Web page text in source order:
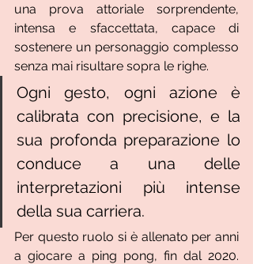
una prova attoriale sorprendente,
intensa e sfaccettata, capace di
sostenere un personaggio complesso
senza mai risultare sopra le righe.
Ogni gesto, ogni azione è
calibrata con precisione, e la
sua profonda preparazione lo
conduce a una delle
interpretazioni più intense
della sua carriera.
Per questo ruolo si è allenato per anni
a giocare a ping pong, fin dal 2020.